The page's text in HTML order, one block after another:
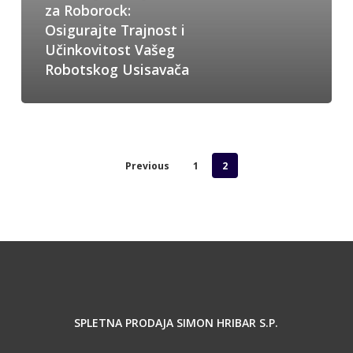
za Roborock:
Osigurajte Trajnost i
Učinkovitost Vašeg
Robotskog Usisavača
Previous 1 2
SPLETNA PRODAJA SIMON HRIBAR S.P.